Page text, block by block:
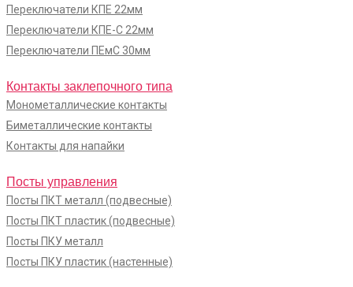
Переключатели КПЕ 22мм
Переключатели КПЕ-С 22мм
Переключатели ПЕмС 30мм
Контакты заклепочного типа
Монометаллические контакты
Биметаллические контакты
Контакты для напайки
Посты управления
Посты ПКТ металл (подвесные)
Посты ПКТ пластик (подвесные)
Посты ПКУ металл
Посты ПКУ пластик (настенные)